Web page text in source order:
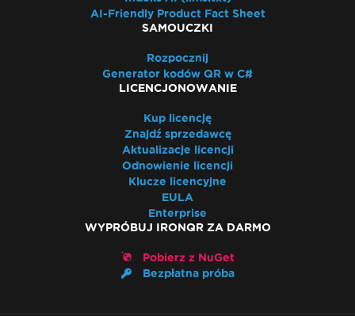
AI-Friendly Product Fact Sheet
SAMOUCZKI
Rozpocznij
Generator kodów QR w C#
LICENCJONOWANIE
Kup licencję
Znajdź sprzedawcę
Aktualizacje licencji
Odnowienie licencji
Klucze licencyjne
EULA
Enterprise
WYPRÓBUJ IRONQR ZA DARMO
Pobierz z NuGet
Bezpłatna próba